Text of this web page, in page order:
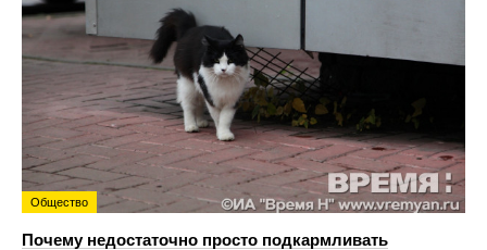
Общество
Почему недостаточно просто подкармливать